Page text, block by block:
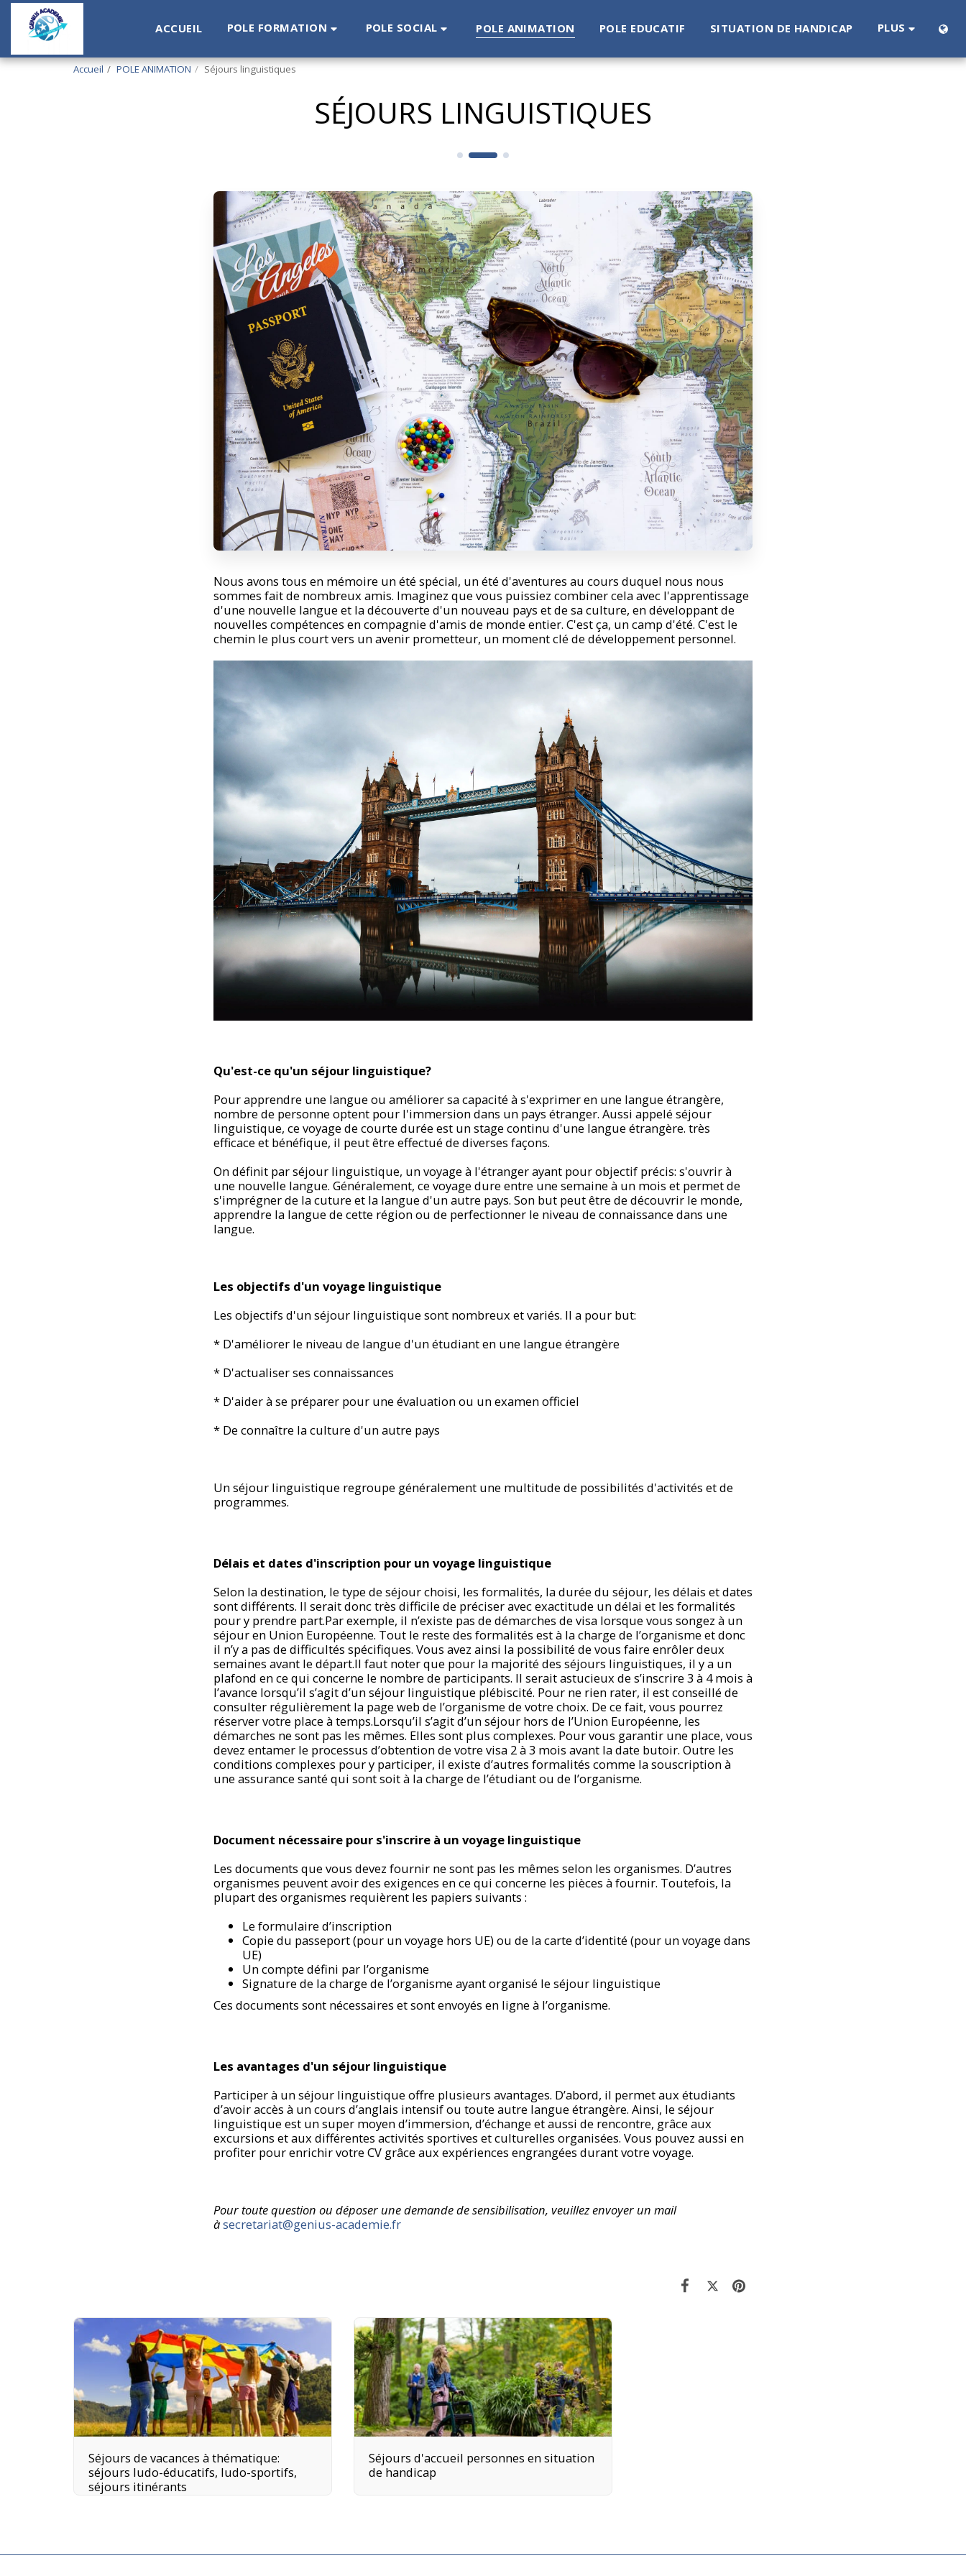
ACCUEIL POLE FORMATION POLE SOCIAL POLE ANIMATION POLE EDUCATIF SITUATION DE HANDICAP PLUS
Accueil POLE ANIMATION Séjours linguistiques
SÉJOURS LINGUISTIQUES
Nous avons tous en mémoire un été spécial, un été d'aventures au cours duquel nous nous
sommes fait de nombreux amis. Imaginez que vous puissiez combiner cela avec l'apprentissage
d'une nouvelle langue et la découverte d'un nouveau pays et de sa culture, en développant de
nouvelles compétences en compagnie d'amis de monde entier. C'est ça, un camp d'été. C'est le
chemin le plus court vers un avenir prometteur, un moment clé de développement personnel.
Qu'est-ce qu'un séjour linguistique?
Pour apprendre une langue ou améliorer sa capacité à s'exprimer en une langue étrangère,
nombre de personne optent pour l'immersion dans un pays étranger. Aussi appelé séjour
linguistique, ce voyage de courte durée est un stage continu d'une langue étrangère. très
efficace et bénéfique, il peut être effectué de diverses façons.
On définit par séjour linguistique, un voyage à l'étranger ayant pour objectif précis: s'ouvrir à
une nouvelle langue. Généralement, ce voyage dure entre une semaine à un mois et permet de
s'imprégner de la cuture et la langue d'un autre pays. Son but peut être de découvrir le monde,
apprendre la langue de cette région ou de perfectionner le niveau de connaissance dans une
langue.
Les objectifs d'un voyage linguistique
Les objectifs d'un séjour linguistique sont nombreux et variés. Il a pour but:
* D'améliorer le niveau de langue d'un étudiant en une langue étrangère
* D'actualiser ses connaissances
* D'aider à se préparer pour une évaluation ou un examen officiel
* De connaître la culture d'un autre pays
Un séjour linguistique regroupe généralement une multitude de possibilités d'activités et de
programmes.
Délais et dates d'inscription pour un voyage linguistique
Selon la destination, le type de séjour choisi, les formalités, la durée du séjour, les délais et dates
sont différents. Il serait donc très difficile de préciser avec exactitude un délai et les formalités
pour y prendre part.Par exemple, il n’existe pas de démarches de visa lorsque vous songez à un
séjour en Union Européenne. Tout le reste des formalités est à la charge de l’organisme et donc
il n’y a pas de difficultés spécifiques. Vous avez ainsi la possibilité de vous faire enrôler deux
semaines avant le départ.Il faut noter que pour la majorité des séjours linguistiques, il y a un
plafond en ce qui concerne le nombre de participants. Il serait astucieux de s’inscrire 3 à 4 mois à
l’avance lorsqu’il s’agit d’un séjour linguistique plébiscité. Pour ne rien rater, il est conseillé de
consulter régulièrement la page web de l’organisme de votre choix. De ce fait, vous pourrez
réserver votre place à temps.Lorsqu’il s’agit d’un séjour hors de l’Union Européenne, les
démarches ne sont pas les mêmes. Elles sont plus complexes. Pour vous garantir une place, vous
devez entamer le processus d’obtention de votre visa 2 à 3 mois avant la date butoir. Outre les
conditions complexes pour y participer, il existe d’autres formalités comme la souscription à
une assurance santé qui sont soit à la charge de l’étudiant ou de l’organisme.
Document nécessaire pour s'inscrire à un voyage linguistique
Les documents que vous devez fournir ne sont pas les mêmes selon les organismes. D’autres
organismes peuvent avoir des exigences en ce qui concerne les pièces à fournir. Toutefois, la
plupart des organismes requièrent les papiers suivants :
Le formulaire d’inscription
Copie du passeport (pour un voyage hors UE) ou de la carte d’identité (pour un voyage dans
UE)
Un compte défini par l’organisme
Signature de la charge de l’organisme ayant organisé le séjour linguistique
Ces documents sont nécessaires et sont envoyés en ligne à l’organisme.
Les avantages d'un séjour linguistique
Participer à un séjour linguistique offre plusieurs avantages. D’abord, il permet aux étudiants
d’avoir accès à un cours d’anglais intensif ou toute autre langue étrangère. Ainsi, le séjour
linguistique est un super moyen d’immersion, d’échange et aussi de rencontre, grâce aux
excursions et aux différentes activités sportives et culturelles organisées. Vous pouvez aussi en
profiter pour enrichir votre CV grâce aux expériences engrangées durant votre voyage.
Pour toute question ou déposer une demande de sensibilisation, veuillez envoyer un mail
àsecretariat@genius-academie.fr
Séjours de vacances à thématique:
séjours ludo-éducatifs, ludo-sportifs,
séjours itinérants
Séjours d'accueil personnes en situation
de handicap